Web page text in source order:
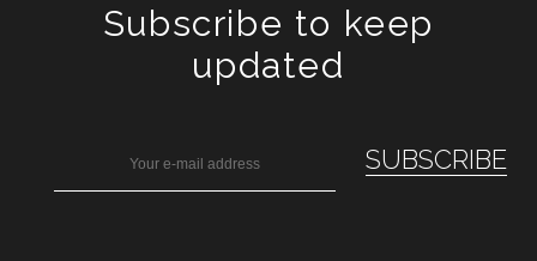
Subscribe to keep
updated